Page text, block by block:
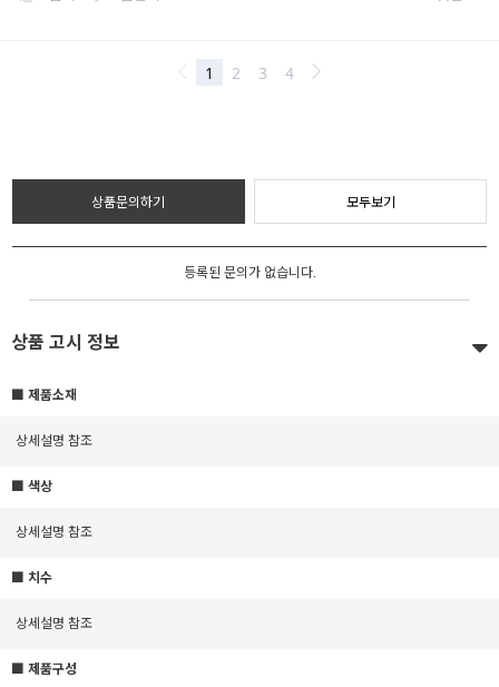
상품문의하기 모두보기
등록된 문의가 없습니다.
상품 고시 정보
■ 제품소재
상세설명 참조
■ 색상
상세설명 참조
■ 치수
상세설명 참조
■ 제품구성